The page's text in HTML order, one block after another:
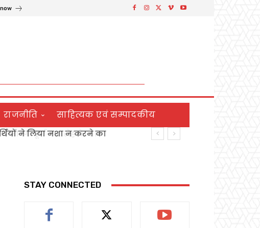
राजनीति साहित्यक एवं सम्पादकीय
ने लिया नशा न करने का
समारोह के साथ
STAY CONNECTED